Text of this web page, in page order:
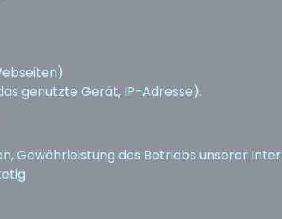
genutzte Gerät, IP-Adresse).
Gewährleistung des Betriebs unserer